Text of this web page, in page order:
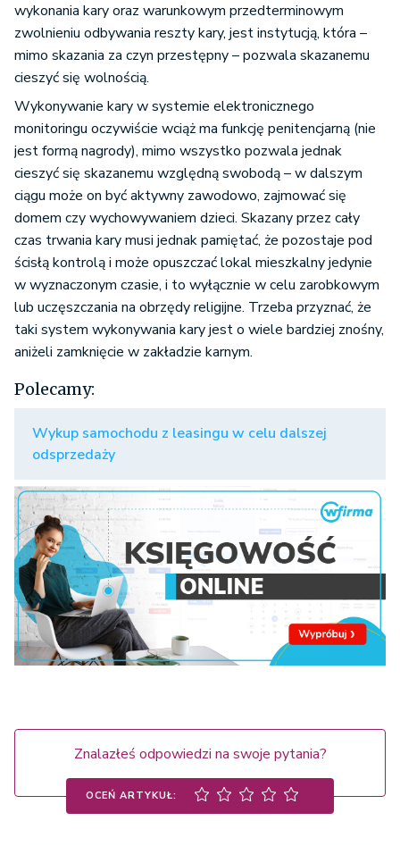
wykonania kary oraz warunkowym przedterminowym
zwolnieniu odbywania reszty kary, jest instytucją, która –
mimo skazania za czyn przestępny – pozwala skazanemu
cieszyć się wolnością.
Wykonywanie kary w systemie elektronicznego
monitoringu oczywiście wciąż ma funkcję penitencjarną (nie
jest formą nagrody), mimo wszystko pozwala jednak
cieszyć się skazanemu względną swobodą – w dalszym
ciągu może on być aktywny zawodowo, zajmować się
domem czy wychowywaniem dzieci. Skazany przez cały
czas trwania kary musi jednak pamiętać, że pozostaje pod
ścisłą kontrolą i może opuszczać lokal mieszkalny jedynie
w wyznaczonym czasie, i to wyłącznie w celu zarobkowym
lub uczęszczania na obrzędy religijne. Trzeba przyznać, że
taki system wykonywania kary jest o wiele bardziej znośny,
aniżeli zamknięcie w zakładzie karnym.
Polecamy:
Wykup samochodu z leasingu w celu dalszej
odsprzedaży
Znalazłeś odpowiedzi na swoje pytania?
OCEŃ ARTYKUŁ: